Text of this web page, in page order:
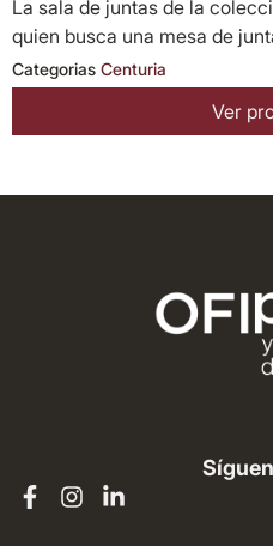
La sala de juntas de la
quien busca una mesa de
Categorias Centuria
Ver